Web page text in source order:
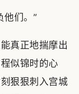
他们。”
真正地揣摩出
似锦时的心
狠狠刺入宫城